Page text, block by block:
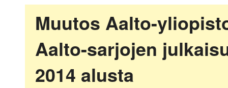
Muutos Aalto-
Aalto-sarjojen
2014 alusta